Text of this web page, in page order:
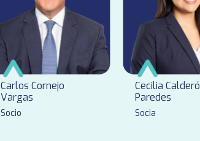
Carlos Cornejo
Vargas
Socio
Cecilia
Paredes
Socia